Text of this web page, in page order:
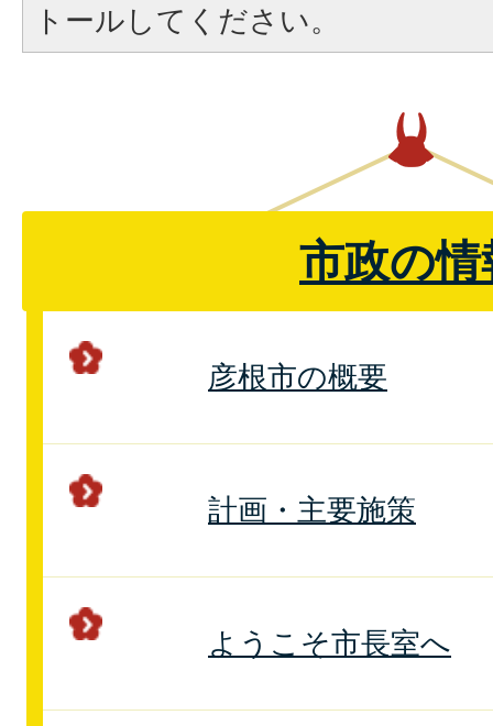
トールしてください。
市政の情
彦根市の概要
計画・主要施策
ようこそ市長室へ